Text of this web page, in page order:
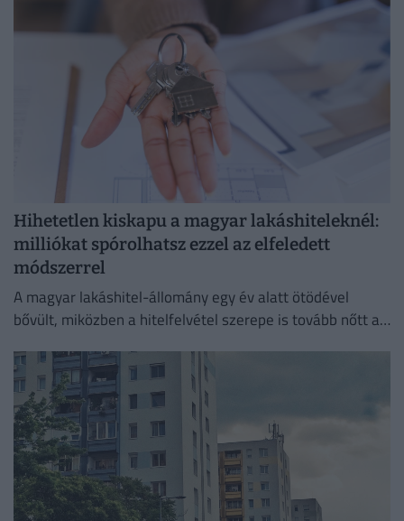
Hihetetlen kiskapu a magyar lakáshiteleknél:
milliókat spórolhatsz ezzel az elfeledett
módszerrel
A magyar lakáshitel-állomány egy év alatt ötödével
bővült, miközben a hitelfelvétel szerepe is tovább nőtt a